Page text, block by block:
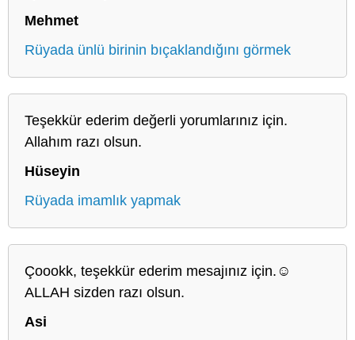
Mehmet
Rüyada ünlü birinin bıçaklandığını görmek
Teşekkür ederim değerli yorumlarınız için.
Allahım razı olsun.
Hüseyin
Rüyada imamlık yapmak
Çoookk, teşekkür ederim mesajınız için.☺️
ALLAH sizden razı olsun.
Asi